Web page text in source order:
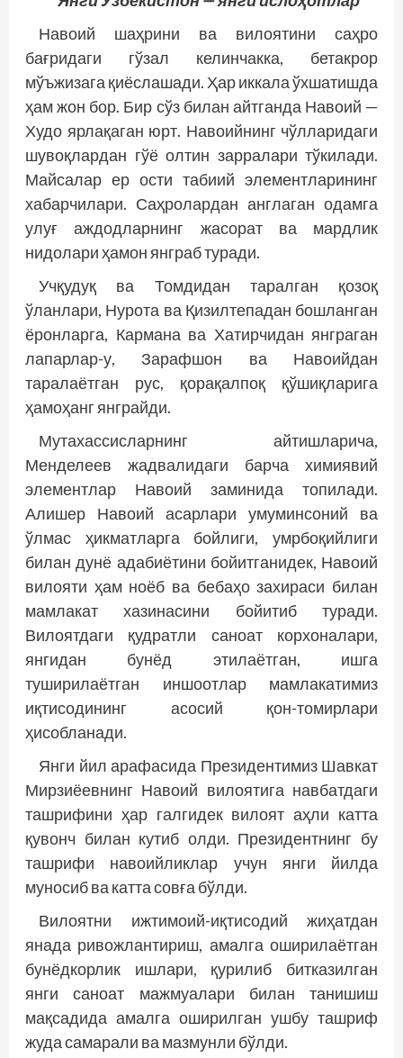
Навоий шаҳрини ва вилоятини саҳро
бағридаги гўзал келинчакка, бетакрор
мўъжизага қиёс­лашади. Ҳар иккала ўхшатишда
ҳам жон бор. Бир сўз билан айтганда Навоий —
Худо ярлақаган юрт. Навоийнинг чўлларидаги
шувоқлардан гўё олтин зарралари тўкилади.
Майсалар ер ости табиий элементларининг
хабарчилари. Саҳролардан англаган одамга
улуғ аждодларнинг жасорат ва мардлик
нидолари ҳамон янграб туради.
Учқудуқ ва Томдидан таралган қозоқ
ўланлари, Нур­ота ва Қизилтепадан бошланган
ёронларга, Кармана ва Хатирчидан янграган
лапарлар-у, Зарафшон ва Навоийдан
таралаётган рус, қорақалпоқ қўшиқларига
ҳамоҳанг янг­райди.
Мутахассисларнинг айтиш­ларича,
Менделеев жадвалидаги барча химиявий
элементлар Навоий заминида топилади.
Алишер Навоий асарлари умум­инсоний ва
ўлмас ҳикматларга бойлиги, умрбоқийлиги
билан дунё адабиётини бо­йитганидек, Навоий
вилояти ҳам ноёб ва бебаҳо захираси билан
мамлакат хазинасини бо­йитиб туради.
Вилоятдаги қудратли саноат корхоналари,
янгидан бунёд этилаётган, ишга
туширилаётган иншоотлар мамлакатимиз
иқтисодининг асосий қон-томирлари
ҳисобланади.
Янги йил арафасида Президентимиз Шавкат
Мирзиёевнинг Навоий вилоятига навбатдаги
ташрифини ҳар галгидек вилоят аҳли катта
қувонч билан кутиб олди. Президентнинг бу
ташрифи навоий­ликлар учун янги йилда
муносиб ва катта совға бўлди.
Вилоятни ижтимоий-иқтисодий жиҳатдан
янада ривожлантириш, амалга оширилаётган
бун­ёдкорлик ишлари, қурилиб битказилган
янги саноат мажмуалари билан танишиш
мақсадида амалга оширилган ушбу ташриф
жуда самарали ва мазмунли бўлди.